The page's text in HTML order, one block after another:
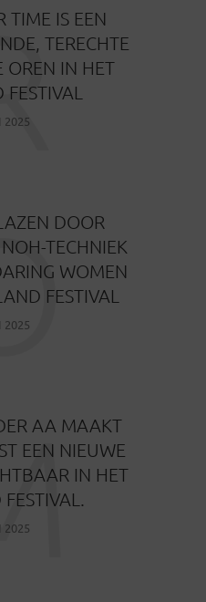
TIME IS EEN
TERECHTE
OREN IN HET
2025
DOOR
TECHNIEK
WOMEN
FESTIVAL
2025
AA MAAKT
EEN NIEUWE
IN HET
2025